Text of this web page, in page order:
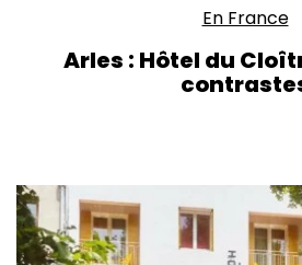
En France
Arles : Hôtel du